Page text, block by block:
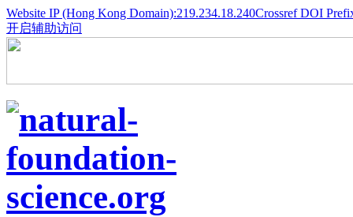
Website IP (Hong Kong Domain):219.234.18.240Crossref DOI
开启辅助访问